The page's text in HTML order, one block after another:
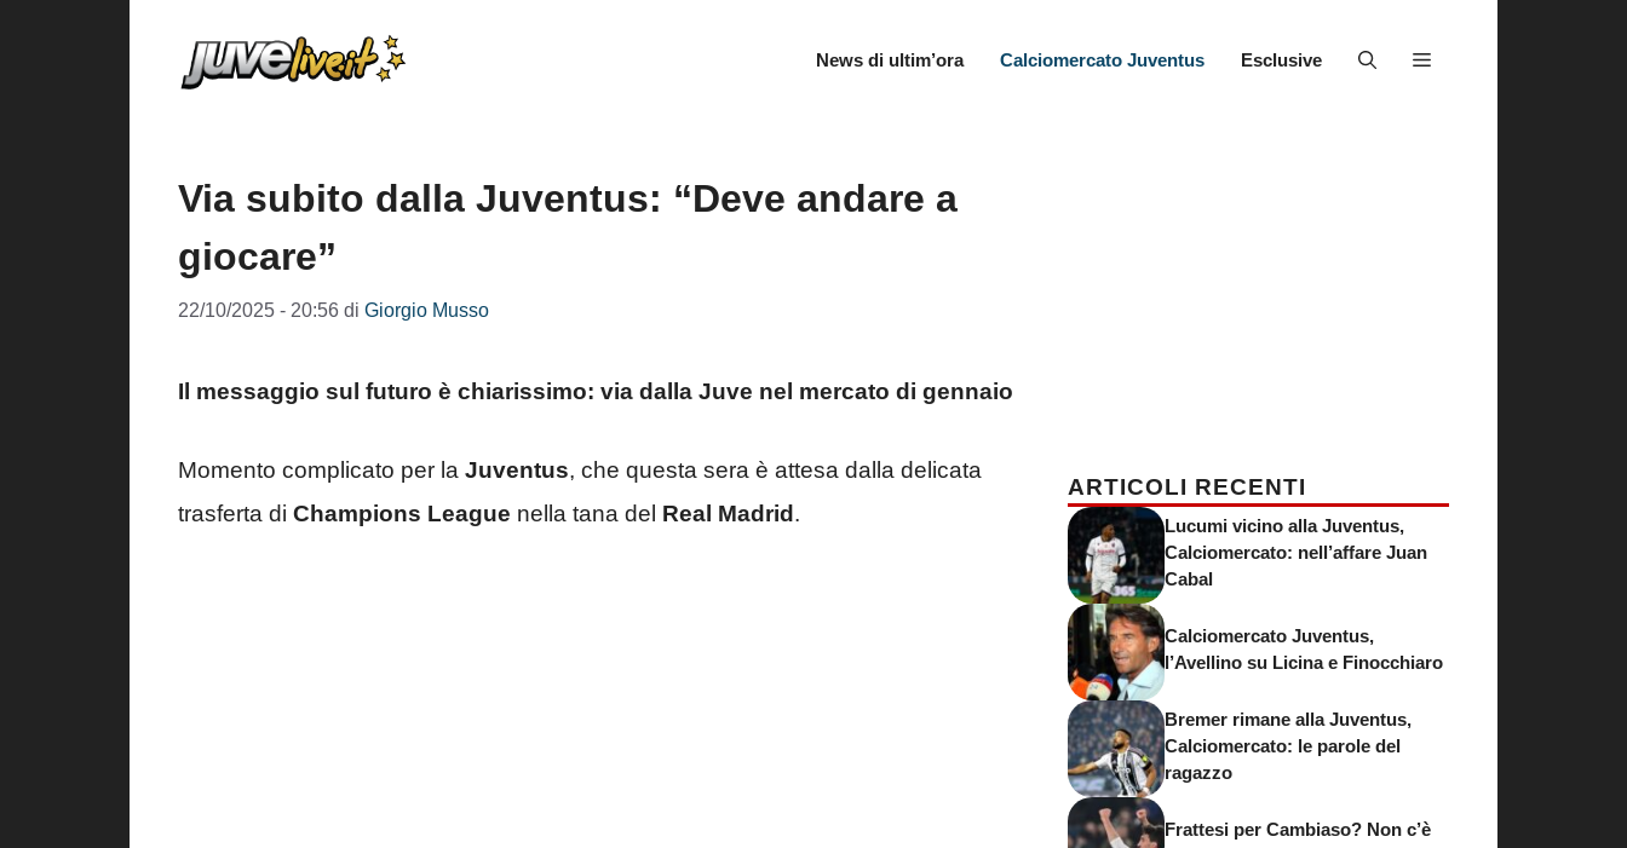
News di ultim’ora Calciomercato Juventus Esclusive
Via subito dalla Juventus: “Deve andare a
giocare”
22/10/2025 - 20:56 di Giorgio Musso
Il messaggio sul futuro è chiarissimo: via dalla Juve nel mercato di gennaio
Momento complicato per la Juventus, che questa sera è attesa dalla delicata
trasferta di Champions League nella tana del Real Madrid.
ARTICOLI RECENTI
Lucumi vicino alla Juventus,
Calciomercato: nell’affare Juan
Cabal
Calciomercato Juventus,
l’Avellino su Licina e Finocchiaro
Bremer rimane alla Juventus,
Calciomercato: le parole del
ragazzo
Frattesi per Cambiaso? Non c’è